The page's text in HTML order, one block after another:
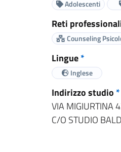
Adolescenti
Reti
Counseling
Lingue*
Inglese
Indirizzo studio *
VIA MIGIURTINA
C/O STUDIO